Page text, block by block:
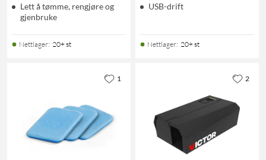
Lett å tømme, rengjøre og
gjenbruke
Nettlager: 20+ st
USB-drift
Nettlager: 20+ st
1 2